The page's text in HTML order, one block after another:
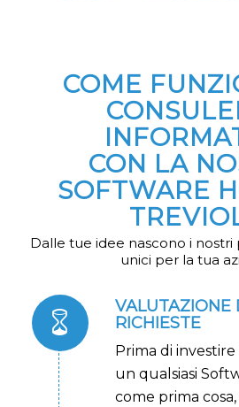
COME
CON LA
SOFTWARE
Dalle tue idee nascono i
unici per la tua
VALUTAZIONE
RICHIESTE
Prima di
un qualsiasi
come prima